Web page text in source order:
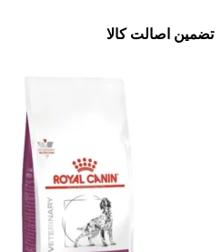
تضمین اصالت کالا